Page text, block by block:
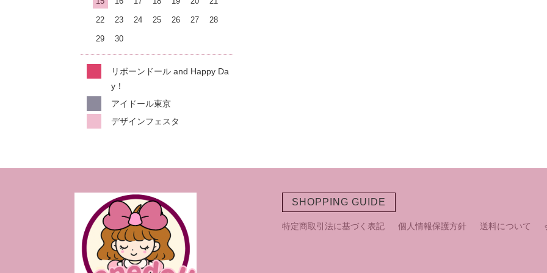
22 23 24 25 26 27 28
29 30
リボーンドール and Happy Da
y！
アイドール東京
デザインフェスタ
SHOPPING GUIDE
特定商取引法に基づく表記 個人情報保護方針 送料について